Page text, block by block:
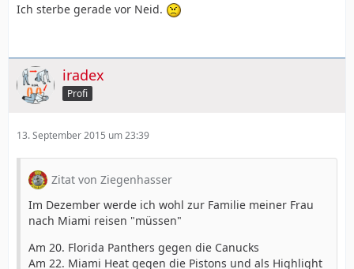
Ich sterbe gerade vor Neid.
iradex
Profi
13. September 2015 um 23:39
Zitat von Ziegenhasser
Im Dezember werde ich wohl zur Familie meiner Frau
nach Miami reisen "müssen"
Am 20. Florida Panthers gegen die Canucks
Am 22. Miami Heat gegen die Pistons und als Highlight